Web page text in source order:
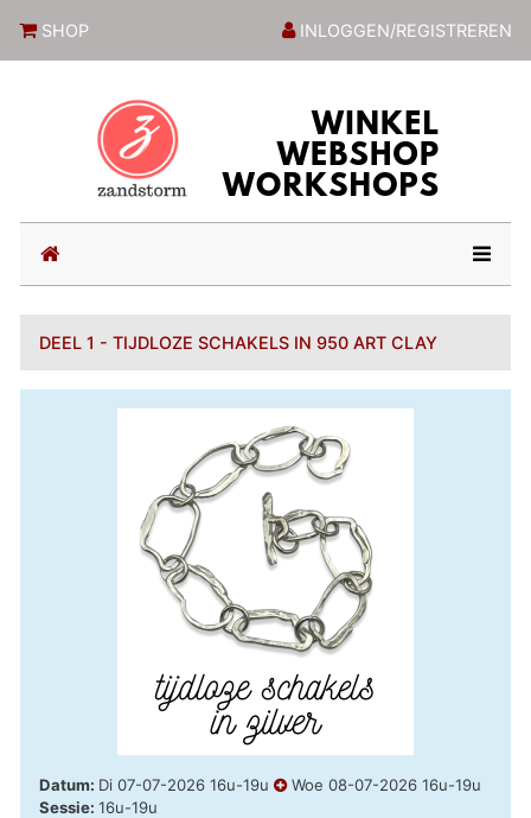
SHOP INLOGGEN/REGISTREREN
(current)
DEEL 1 - TIJDLOZE SCHAKELS IN 950 ART CLAY
Datum: Di 07-07-2026 16u-19u
Woe 08-07-2026 16u-19u
Sessie:16u-19u